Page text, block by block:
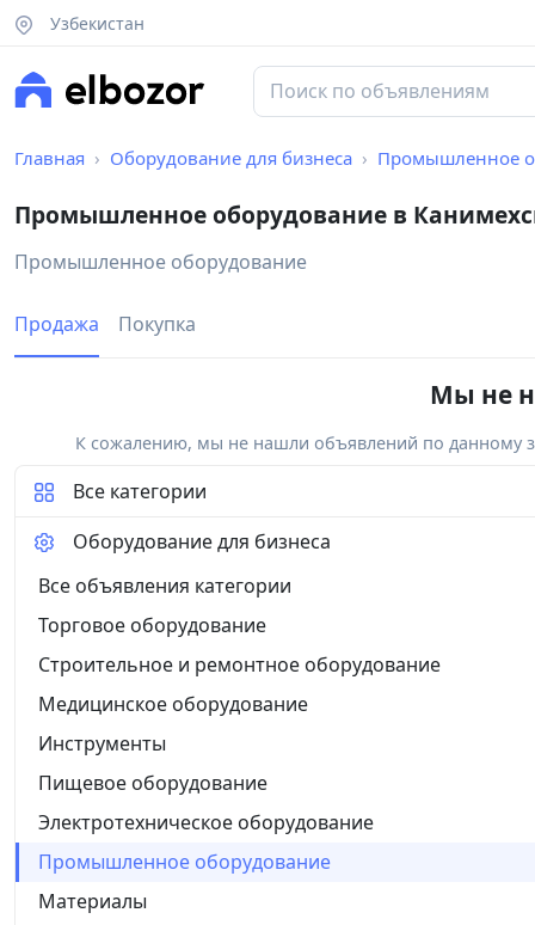
Узбекистан
Главная Оборудование для бизнеса Промышленное
Промышленное оборудование в
Промышленное оборудование
Продажа Покупка
Мы не
К сожалению, мы не нашли объявлений по данному
Все категории
Оборудование для бизнеса
Все объявления категории
Торговое оборудование
Строительное и ремонтное оборудование
Медицинское оборудование
Инструменты
Пищевое оборудование
Электротехническое оборудование
Промышленное оборудование
Материалы